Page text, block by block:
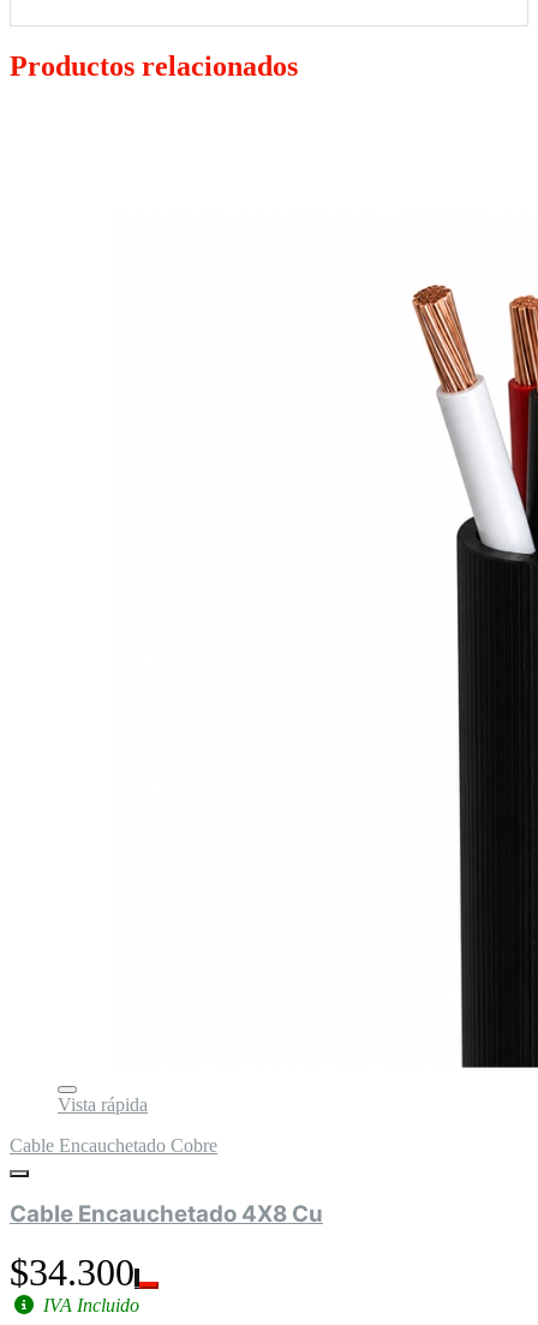
Productos relacionados
Vista rápida
Cable Encauchetado Cobre
Cable Encauchetado 4X8 Cu
$34.300
IVA Incluido